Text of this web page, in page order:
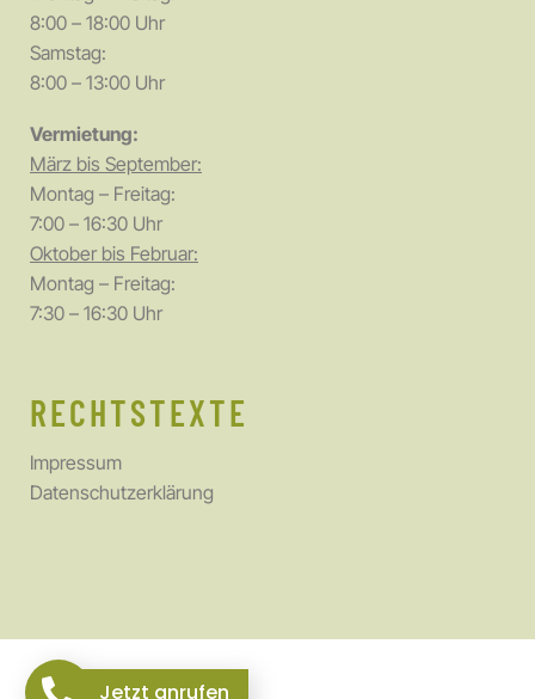
8:00 – 18:00 Uhr
Samstag:
8:00 – 13:00 Uhr
Vermietung:
März bis September:
Montag – Freitag:
7:00 – 16:30 Uhr
Oktober bis Februar:
Montag – Freitag:
7:30 – 16:30 Uhr
RECHTSTEXTE
Impressum
Datenschutzerklärung
Jetzt anrufen